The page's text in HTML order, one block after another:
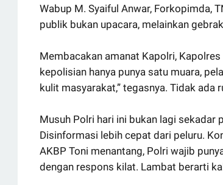
Wabup M. Syaiful Anwar, Forkopimda,
publik bukan upacara, melainkan
Membacakan amanat Kapolri,
kepolisian hanya punya satu muara,
kulit masyarakat,” tegasnya. Tidak ada
Musuh Polri hari ini bukan lagi sekadar
Disinformasi lebih cepat dari peluru.
AKBP Toni menantang, Polri wajib
dengan respons kilat. Lambat berarti